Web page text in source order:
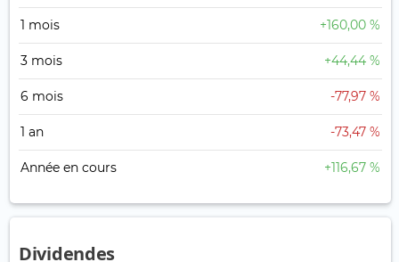
1 mois +160,00 %
3 mois +44,44 %
6 mois -77,97 %
1 an -73,47 %
Année en cours +116,67 %
Dividendes